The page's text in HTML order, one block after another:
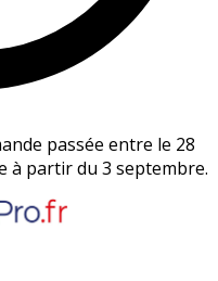
passée entre le 28
à partir du 3 septembre.